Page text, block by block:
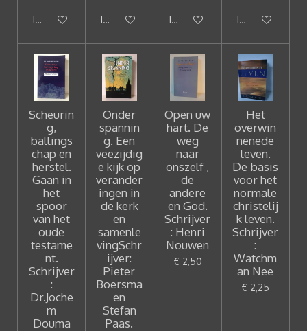
In winkelwagenIn winkelwagenIn winkelwagenIn winkelwagen
Scheurin
g,
ballings
chap en
herstel.
Gaan in
het
spoor
van het
oude
testame
nt.
Schrijver
:
Dr.Joche
m
Douma
Onder
spannin
g. Een
veezijdig
e kijk op
verander
ingen in
de kerk
en
samenle
vingSchr
ijver:
Pieter
Boersma
en
Stefan
Paas.
Open uw
hart. De
weg
naar
onszelf ,
de
andere
en God.
Schrijver
: Henri
Nouwen
€ 2,50
Het
overwin
nenede
leven.
De basis
voor het
normale
christelij
k leven.
Schrijver
:
Watchm
an Nee
€ 2,25